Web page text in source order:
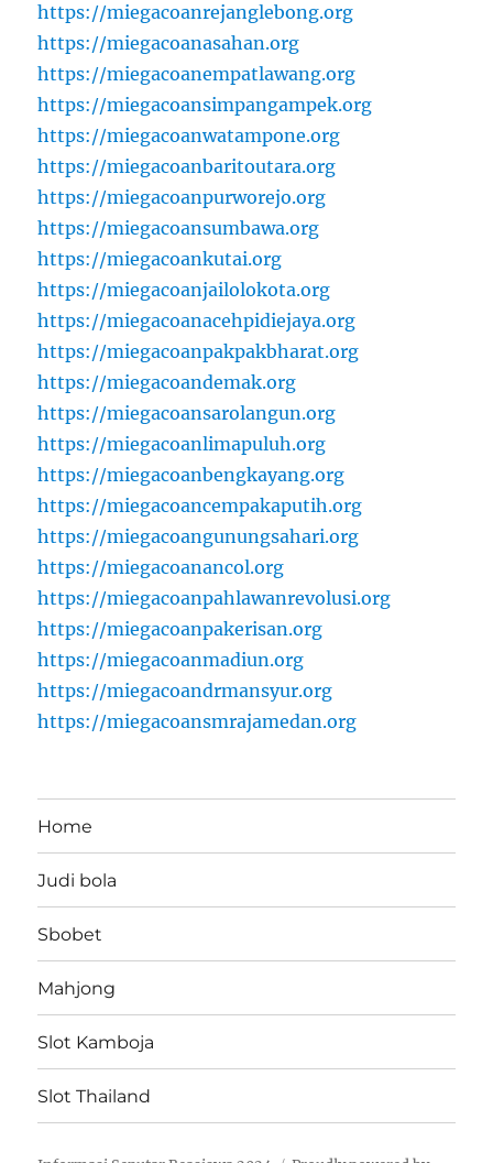
https://miegacoanrejanglebong.org
https://miegacoanasahan.org
https://miegacoanempatlawang.org
https://miegacoansimpangampek.org
https://miegacoanwatampone.org
https://miegacoanbaritoutara.org
https://miegacoanpurworejo.org
https://miegacoansumbawa.org
https://miegacoankutai.org
https://miegacoanjailolokota.org
https://miegacoanacehpidiejaya.org
https://miegacoanpakpakbharat.org
https://miegacoandemak.org
https://miegacoansarolangun.org
https://miegacoanlimapuluh.org
https://miegacoanbengkayang.org
https://miegacoancempakaputih.org
https://miegacoangunungsahari.org
https://miegacoanancol.org
https://miegacoanpahlawanrevolusi.org
https://miegacoanpakerisan.org
https://miegacoanmadiun.org
https://miegacoandrmansyur.org
https://miegacoansmrajamedan.org
Home
Judi bola
Sbobet
Mahjong
Slot Kamboja
Slot Thailand